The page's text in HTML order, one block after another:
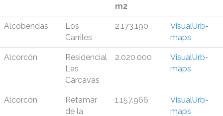
m2
Alcobendas
Los
Carriles
2.173.190
VisualUrb-
maps
Alcorcón
Residencial
Las
Cárcavas
2.020.000
VisualUrb-
maps
Alcorcón
Retamar
de la
1.157.966
VisualUrb-
maps